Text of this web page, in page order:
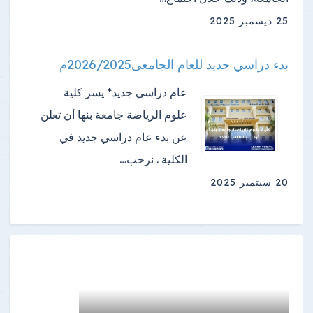
25 ديسمبر 2025
بدء دراسي جديد للعام الجامعى2026/2025م
عام دراسي جديد* يسر كلية
علوم الرياضة جامعة بنها أن تعلن
عن بدء عام دراسي جديد في
الكلية . نرحب…
20 سبتمبر 2025